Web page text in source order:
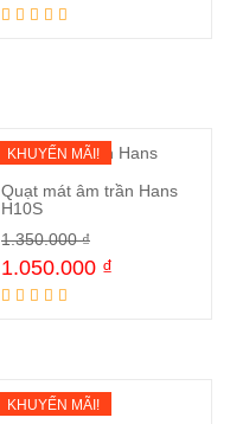
KHUYẾN MÃI!
Mua ngay
Quạt mát âm trần Hans
H10S
1.350.000₫
1.050.000 ₫
KHUYẾN MÃI!